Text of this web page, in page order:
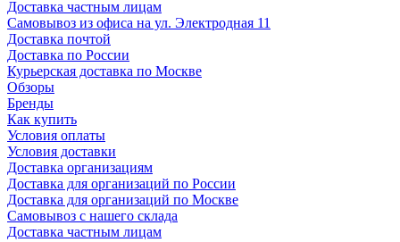
Доставка частным лицам
Самовывоз из офиса на ул. Электродная 11
Доставка почтой
Доставка по России
Курьерская доставка по Москве
Обзоры
Бренды
Как купить
Условия оплаты
Условия доставки
Доставка организациям
Доставка для организаций по России
Доставка для организаций по Москве
Самовывоз с нашего склада
Доставка частным лицам